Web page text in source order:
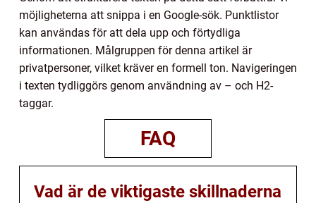
möjligheterna att snippa i en Google-sök. Punktlistor
kan användas för att dela upp och förtydliga
informationen. Målgruppen för denna artikel är
privatpersoner, vilket kräver en formell ton. Navigeringen
i texten tydliggörs genom användning av – och H2-
taggar.
FAQ
Vad är de viktigaste skillnaderna